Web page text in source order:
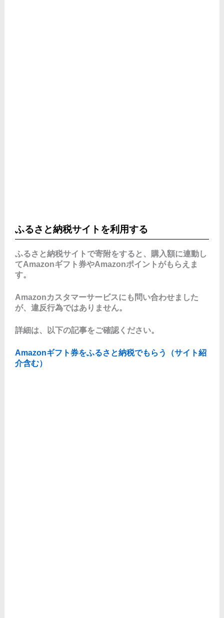
ふるさと納税サイトを利用する
ふるさと納税サイトで寄附をすると、購入額に連動し
てAmazonギフト券やAmazonポイントがもらえま
す。
Amazonカスタマーサービスにも問い合わせました
が、違反行為ではありません。
詳細は、以下の記事をご確認ください。
Amazonギフト券をふるさと納税でもらう（サイト紹
介含む）